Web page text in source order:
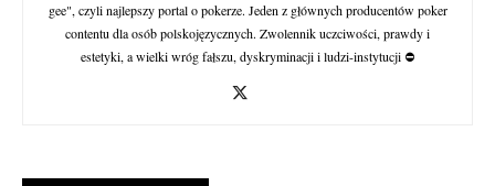
gee", czyli najlepszy portal o pokerze. Jeden z głównych producentów poker
contentu dla osób polskojęzycznych. Zwolennik uczciwości, prawdy i
estetyki, a wielki wróg fałszu, dyskryminacji i ludzi-instytucji ⛔